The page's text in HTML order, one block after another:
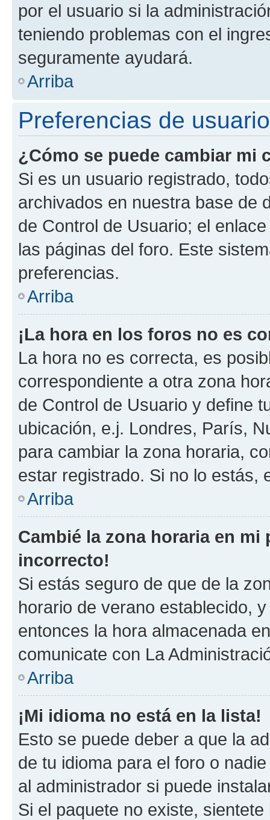
por el usuario si la
teniendo problemas con el
seguramente ayudará.
Arriba
Preferencias de
¿Cómo se puede cambiar mi
Si es un usuario registrado,
archivados en nuestra base de
de Control de Usuario; el
las páginas del foro. Este
preferencias.
Arriba
¡La hora en los foros no es
La hora no es correcta, es
correspondiente a otra zona
de Control de Usuario y define
ubicación, e.j. Londres, París,
para cambiar la zona horaria,
estar registrado. Si no lo estás,
Arriba
Cambié la zona horaria en
incorrecto!
Si estás seguro de que de la
horario de verano establecido,
entonces la hora almacenada
comunicate con La
Arriba
¡Mi idioma no está en la lista!
Esto se puede deber a que la
de tu idioma para el foro o
al administrador si puede
Si el paquete no existe,